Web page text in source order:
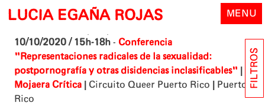
Skip
content
LUCIA EGAÑA ROJAS MENU
10/10/2020 / 15h-18h - Conferencia
"Representaciones radicales de la sexualidad:
postpornografía y otras disidencias inclasificables"
Mojaera Crítica Circuito Queer Puerto Rico
Puerto
Rico
FILTROS